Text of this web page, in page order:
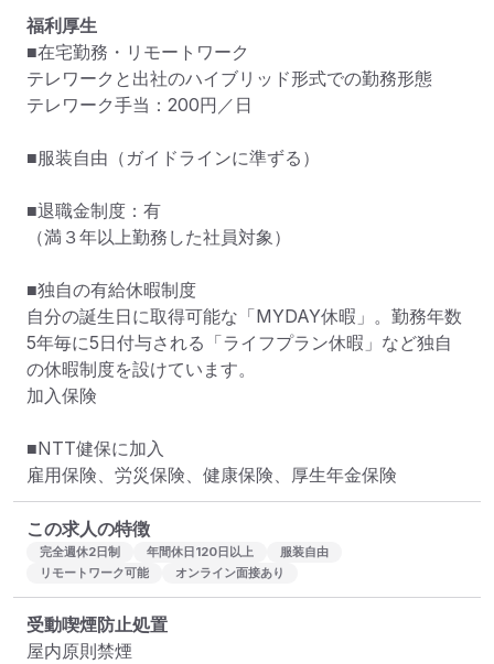
福利厚生
■在宅勤務・リモートワーク
テレワークと出社のハイブリッド形式での勤務形態
テレワーク手当：200円／日
■服装自由（ガイドラインに準ずる）
■退職金制度：有
（満３年以上勤務した社員対象）
■独自の有給休暇制度
自分の誕生日に取得可能な「MYDAY休暇」。勤務年数
5年毎に5日付与される「ライフプラン休暇」など独自
の休暇制度を設けています。
加入保険
■NTT健保に加入
雇用保険、労災保険、健康保険、厚生年金保険
この求人の特徴
完全週休2日制 年間休日120日以上
服装自由
リモートワーク可能
オンライン面接あり
受動喫煙防止処置
屋内原則禁煙